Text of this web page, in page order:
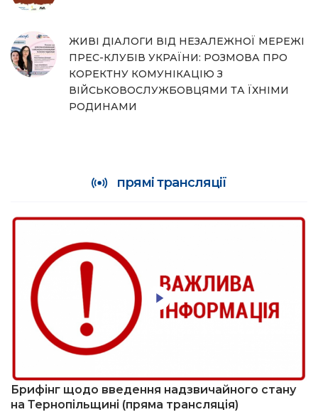
ЖИВІ ДІАЛОГИ ВІД НЕЗАЛЕЖНОЇ МЕРЕЖІ
ПРЕС-КЛУБІВ УКРАЇНИ: РОЗМОВА ПРО
КОРЕКТНУ КОМУНІКАЦІЮ З
ВІЙСЬКОВОСЛУЖБОВЦЯМИ ТА ЇХНІМИ
РОДИНАМИ
прямі трансляції
Брифінг щодо введення надзвичайного стану
на Тернопільщині (пряма трансляція)